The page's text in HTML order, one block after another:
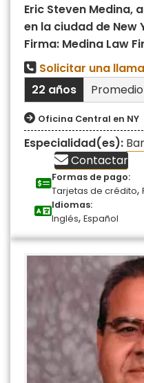
Eric Steven Medina,
en la ciudad de New
Firma: Medina Law
Solicitar una
22 años
Oficina Central en NY
Especialidad(es):
Contactar
Formas de pago:
Tarjetas de crédito,
Idiomas:
Inglés, Español